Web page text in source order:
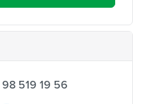
519 19 56